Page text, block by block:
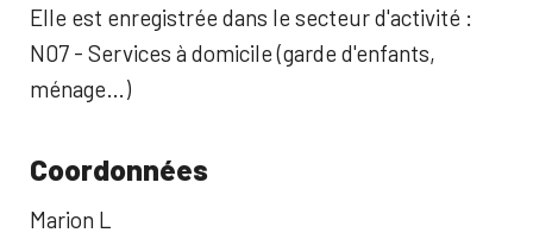
Elle est enregistrée dans le secteur d'activité :
N07 - Services à domicile (garde d'enfants,
ménage…)
Coordonnées
Marion L